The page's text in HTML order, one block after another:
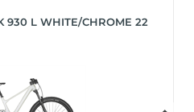
930 L WHITE/CHROME 22